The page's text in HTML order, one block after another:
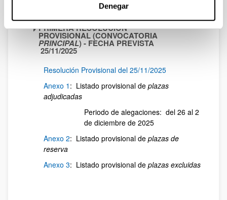
Denegar
RESOLUCIONES PROVISIONALES
PRIMERA RESOLUCIÓN
PROVISIONAL (CONVOCATORIA
PRINCIPAL) - FECHA PREVISTA
25/11/2025
Resolución Provisional del 25/11/2025
Anexo 1 : Listado provisional de plazas
adjudicadas
Periodo de alegaciones: del 26 al 2
de diciembre de 2025
Anexo 2: Listado provisional de plazas de
reserva
Anexo 3: Listado provisional de plazas excluidas